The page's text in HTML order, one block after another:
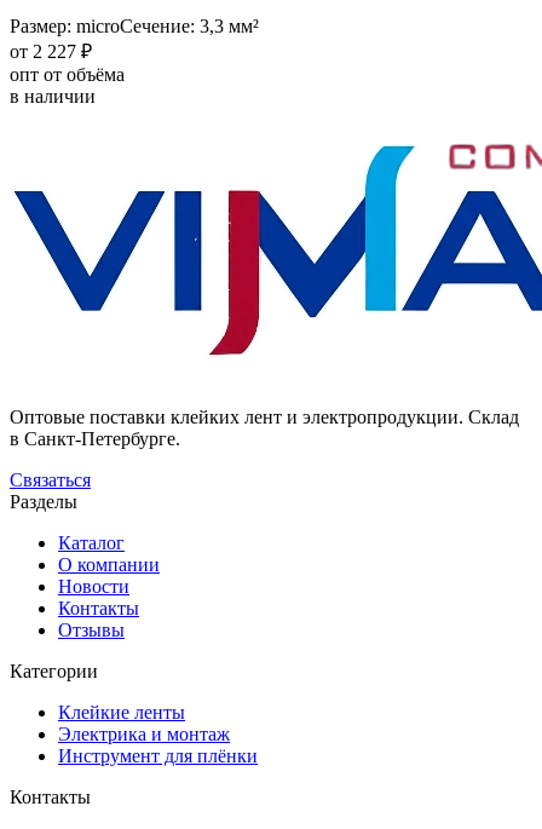
Размер: microСечение: 3,3 мм²
от 2 227 ₽
опт от объёма
в наличии
Оптовые поставки клейких лент и электропродукции. Склад
в Санкт-Петербурге.
Связаться
Разделы
Каталог
О компании
Новости
Контакты
Отзывы
Категории
Клейкие ленты
Электрика и монтаж
Инструмент для плёнки
Контакты